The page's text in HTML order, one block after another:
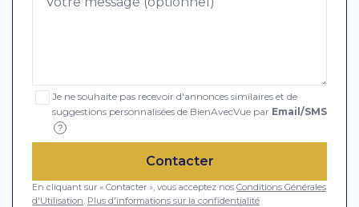
Je ne souhaite pas recevoir d'annonces similaires et de
suggestions personnalisées de BienAvecVue par Email/SMS
?
Contacter
En cliquant sur « Contacter », vous acceptez nos Conditions Générales
d'Utilisation Plus d'informations sur la confidentialité